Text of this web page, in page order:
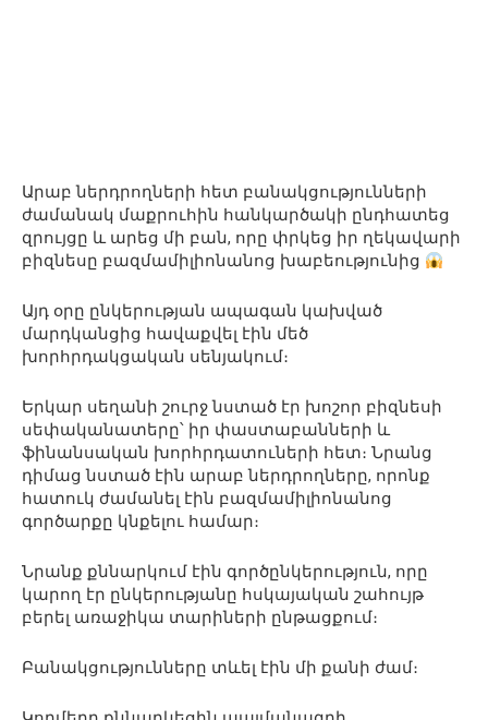
Արաբ ներդրողների հետ բանակցությունների
ժամանակ մաքրուհին հանկարծակի ընդհատեց
զրույցը և արեց մի բան, որը փրկեց իր ղեկավարի
բիզնեսը բազմամիլիոնանոց խաբեությունից
Այդ օրը ընկերության ապագան կախված
մարդկանցից հավաքվել էին մեծ
խորհրդակցական սենյակում։
Երկար սեղանի շուրջ նստած էր խոշոր բիզնեսի
սեփականատերը՝ իր փաստաբանների և
ֆինանսական խորհրդատուների հետ։ Նրանց
դիմաց նստած էին արաբ ներդրողները, որոնք
հատուկ ժամանել էին բազմամիլիոնանոց
գործարքը կնքելու համար։
Նրանք քննարկում էին գործընկերություն, որը
կարող էր ընկերությանը հսկայական շահույթ
բերել առաջիկա տարիների ընթացքում։
Բանակցությունները տևել էին մի քանի ժամ։